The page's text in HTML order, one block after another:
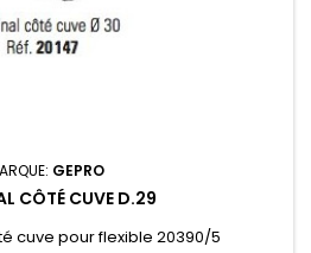
GEPRO
CÔTÉ CUVE D.29
cuve pour flexible 20390/5